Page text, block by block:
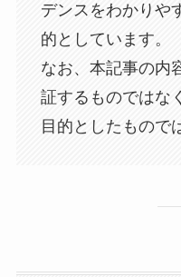
デンスをわかりや
的としています。
なお、本記事の内
証するものではな
目的としたもので